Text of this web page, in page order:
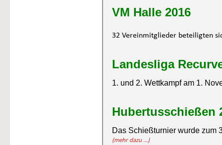
VM Halle 2016
32 Vereinmitglieder beteiligten
Landesliga
1. und 2. Wettkampf am 1.
Hubertusschießen
Das Schießturnier wurde zum
(mehr dazu ...)